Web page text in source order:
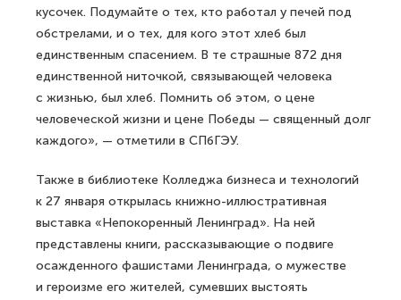
кусочек. Подумайте о тех, кто работал у печей под
обстрелами, и о тех, для кого этот хлеб был
единственным спасением. В те страшные 872 дня
единственной ниточкой, связывающей человека
с жизнью, был хлеб. Помнить об этом, о цене
человеческой жизни и цене Победы — священный долг
каждого», — отметили в СПбГЭУ.
Также в библиотеке Колледжа бизнеса и технологий
к 27 января открылась книжно-иллюстративная
выставка «Непокоренный Ленинград». На ней
представлены книги, рассказывающие о подвиге
осажденного фашистами Ленинграда, о мужестве
и героизме его жителей, сумевших выстоять